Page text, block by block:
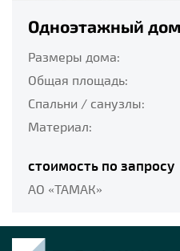
Одноэтажный
Размеры дома:
Общая площадь:
Спальни / санузлы:
Материал:
стоимость по запросу
АО «ТАМАК»